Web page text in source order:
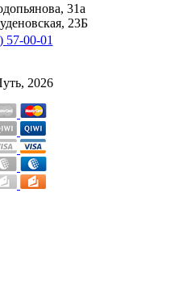
31а
23Б
57-00-01
2026